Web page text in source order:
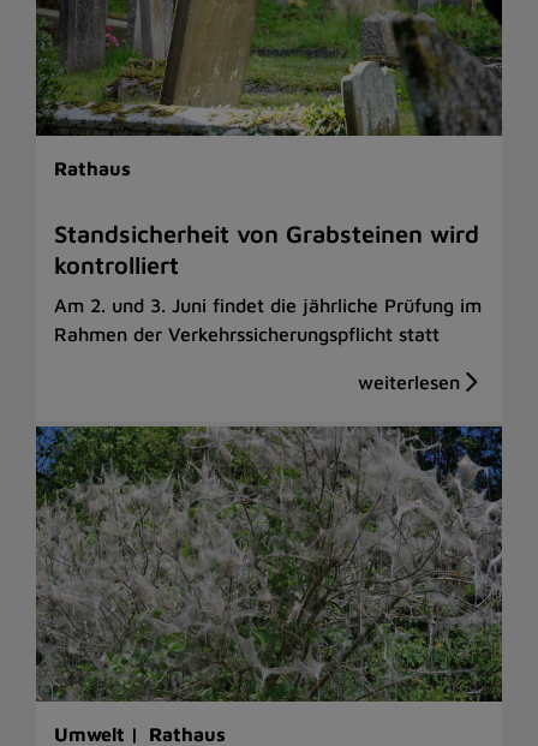
Rathaus
Standsicherheit von Grabsteinen wird
kontrolliert
Am 2. und 3. Juni findet die jährliche Prüfung im
Rahmen der Verkehrssicherungspflicht statt
Umwelt | Rathaus